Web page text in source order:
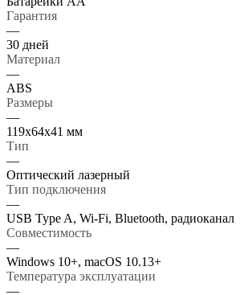
Гарантия
—
30 дней
Материал
—
ABS
Размеры
—
119х64х41 мм
Тип
—
Оптический лазерный
Тип подключения
—
USB Type A, Wi-Fi, Bluetooth, радиоканал
Совместимость
—
Windows 10+, macOS 10.13+
Температура эксплуатации
—